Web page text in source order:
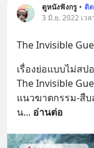
ดูหนังฟังกรู • ติ
3 มิ.ย. 2022 เว
The Invisible
เรื่องย่อแบบไม่สป
The Invisible
แนวฆาตกรรม-สื
น... อ่านต่อ